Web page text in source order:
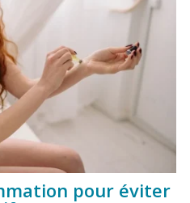
pour éviter